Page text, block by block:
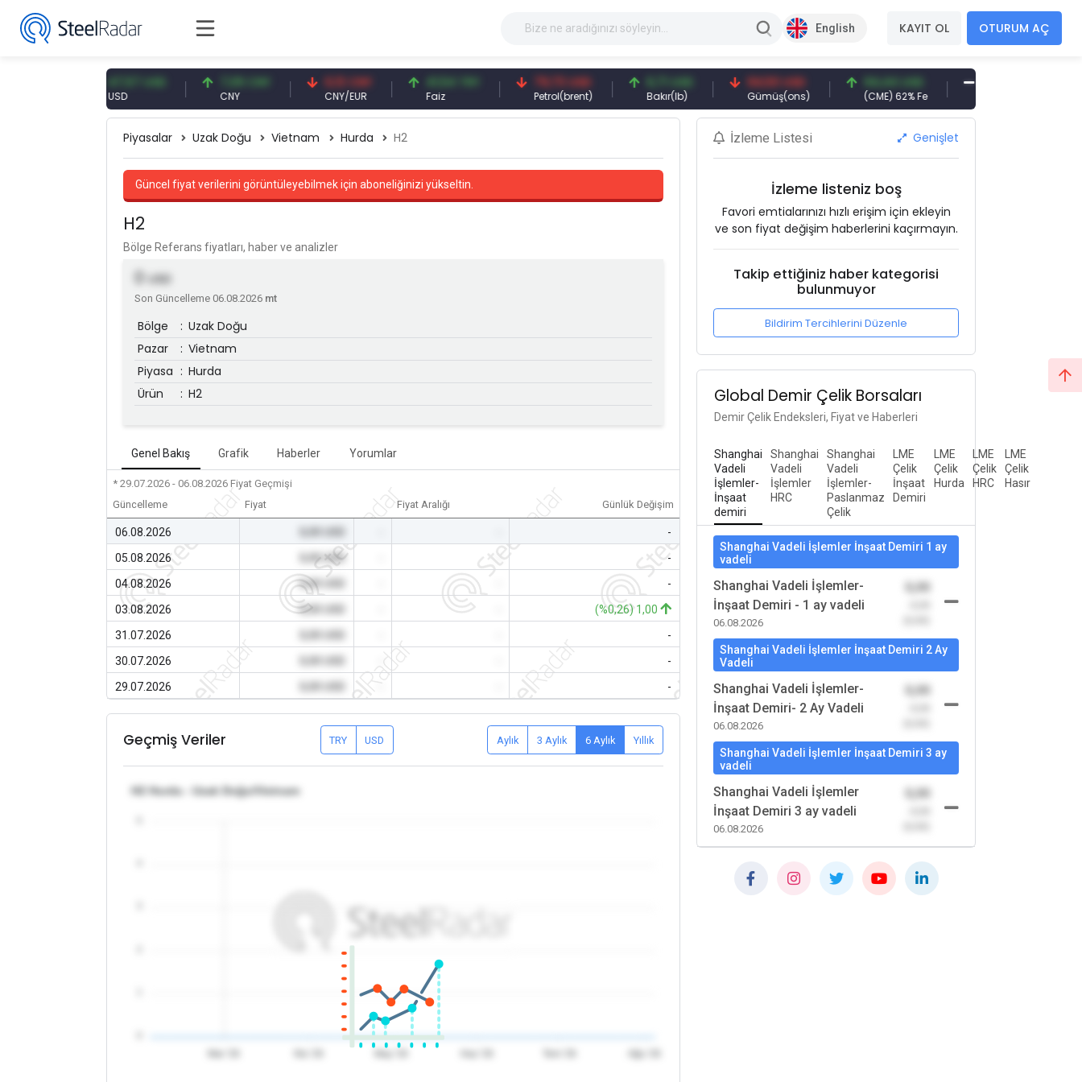
English KAYIT OL OTURUM AÇ
7,09 CNY
CNY
0,13 CNY
CNY/EUR
41,54 TRY
Faiz
79,73 USD
Petrol(brent)
6,71 USD
Bakır(lb)
94,50 USD
Gümüş(ons)
94,44 USD
(CME) 62% Fe
377,25 USD
Gemi Söküm
Piyasalar Uzak Doğu Vietnam Hurda H2
Güncel fiyat verilerini görüntüleyebilmek için aboneliğinizi yükseltin.
H2
Bölge Referans fiyatları, haber ve analizler
0 USD
Son Güncelleme 06.08.2026 mt
Bölge : Uzak Doğu
Pazar
: Vietnam
Piyasa : Hurda
Ürün
: H2
Genel Bakış Grafik Haberler Yorumlar
* 29.07.2026 - 06.08.2026 Fiyat Geçmişi
Güncelleme
Fiyat Fiyat Aralığı Günlük Değişim
06.08.2026
-
05.08.2026
0,00 USD -
-
04.08.2026
0,00 USD
-
03.08.2026
0,00 USD
(%0,26) 1,00
31.07.2026
-
30.07.2026
-
-
29.07.2026
-
Geçmiş Veriler TRY USD Aylık 3 Aylık 6 Aylık Yıllık
H2 Hurda - Uzak Doğu/Vietnam
İzleme Listesi Genişlet
İzleme listeniz boş
Favori emtialarınızı hızlı erişim için ekleyin
ve son fiyat değişim haberlerini kaçırmayın.
Takip ettiğiniz haber kategorisi
bulunmuyor
Bildirim Tercihlerini Düzenle
Global Demir Çelik Borsaları
Demir Çelik Endeksleri, Fiyat ve Haberleri
Shanghai
Vadeli
İşlemler-
İnşaat
demiri
Shanghai
Vadeli
İşlemler
HRC
Shanghai
Vadeli
İşlemler-
Paslanmaz
Çelik
LME
Çelik
İnşaat
Demiri
LME
Çelik
Hurda
LME
Çelik
HRC
LME
Çelik
Hasır
Shanghai Vadeli İşlemler İnşaat Demiri 1 ay
vadeli
Shanghai Vadeli İşlemler-
İnşaat Demiri - 1 ay vadeli
06.08.2026
Shanghai Vadeli İşlemler İnşaat Demiri 2 Ay
Vadeli
Shanghai Vadeli İşlemler-
İnşaat Demiri- 2 Ay Vadeli
06.08.2026
Shanghai Vadeli İşlemler İnşaat Demiri 3 ay
vadeli
Shanghai Vadeli İşlemler
İnşaat Demiri 3 ay vadeli
06.08.2026